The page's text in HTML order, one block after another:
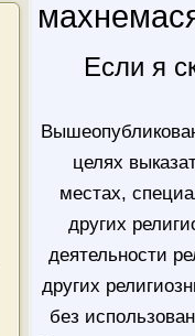
Если я
целях
местах,
других
деятельности
других
без